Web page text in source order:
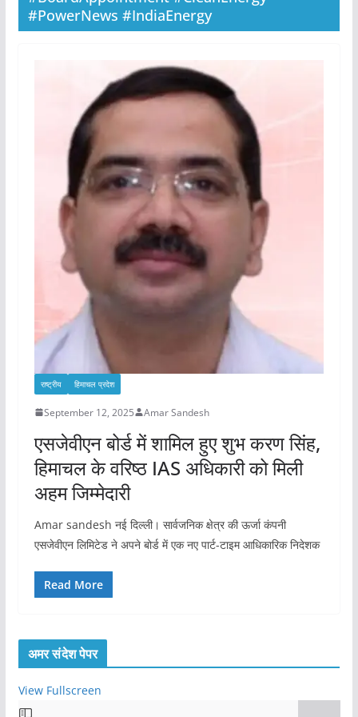
#PowerNews #IndiaEnergy
राष्ट्रीय हिमाचल प्रदेश
September 12, 2025 Amar Sandesh
एसजेवीएन बोर्ड में शामिल हुए शुभ करण सिंह,
हिमाचल के वरिष्ठ IAS अधिकारी को मिली
अहम जिम्मेदारी
Amar sandesh नई दिल्ली। सार्वजनिक क्षेत्र की ऊर्जा कंपनी
एसजेवीएन लिमिटेड ने अपने बोर्ड में एक नए पार्ट-टाइम आधिकारिक निदेशक
Read More
अमर संदेश पेपर
View Fullscreen
S